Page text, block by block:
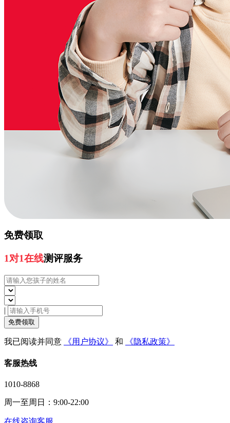
免费领取
1对1在线测评服务
|
免费领取
我已阅读并同意 《用户协议》 和 《隐私政策》
客服热线
1010-8868
周一至周日：9:00-22:00
在线咨询客服